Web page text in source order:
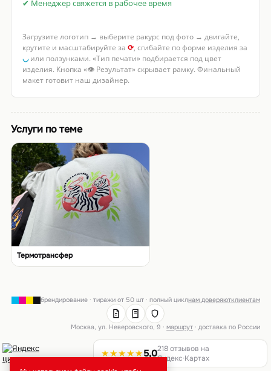
✔ Менеджер свяжется в рабочее время
Загрузите логотип → выберите ракурс под фото → двигайте,
крутите и масштабируйте за ⟳, сгибайте по форме изделия за
◡или ползунками. «Тип печати» подбирается под цвет
изделия. Кнопка «👁 Результат» скрывает рамку. Финальный
макет готовит наш дизайнер.
Услуги по теме
Термотрансфер
брендирование · тиражи от 50 шт · полный циклнам доверяютклиентам
Москва, ул. Неверовского, 9 ·маршрут · доставка по России
★★★★★5,0218 отзывов на
Яндекс·Картах